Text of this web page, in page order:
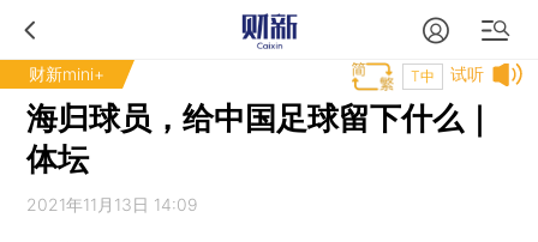
财新mini+ 试听
T中
海归球员，给中国足球留下什么｜
体坛
2021年11月13日 14:09